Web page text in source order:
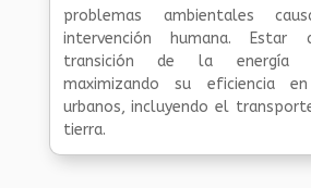
problemas ambientales
intervención humana.
transición de la energía
maximizando su eficiencia
urbanos, incluyendo el
tierra.